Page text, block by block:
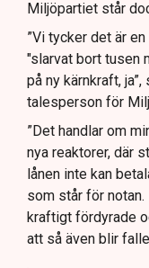
Miljöpartiet står
”Vi tycker det är
"slarvat bort tusen
på ny kärnkraft,
talesperson för
”Det handlar om
nya reaktorer, där
lånen inte kan
som står för
kraftigt fördyrade
att så även blir